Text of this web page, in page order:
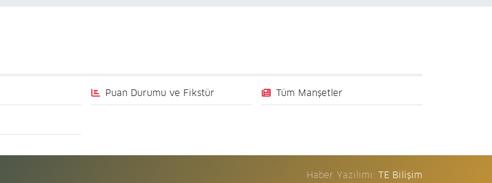
Puan Durumu ve Fikstür Tüm Manşetler
Haber Yazılımı:TE Bilişim